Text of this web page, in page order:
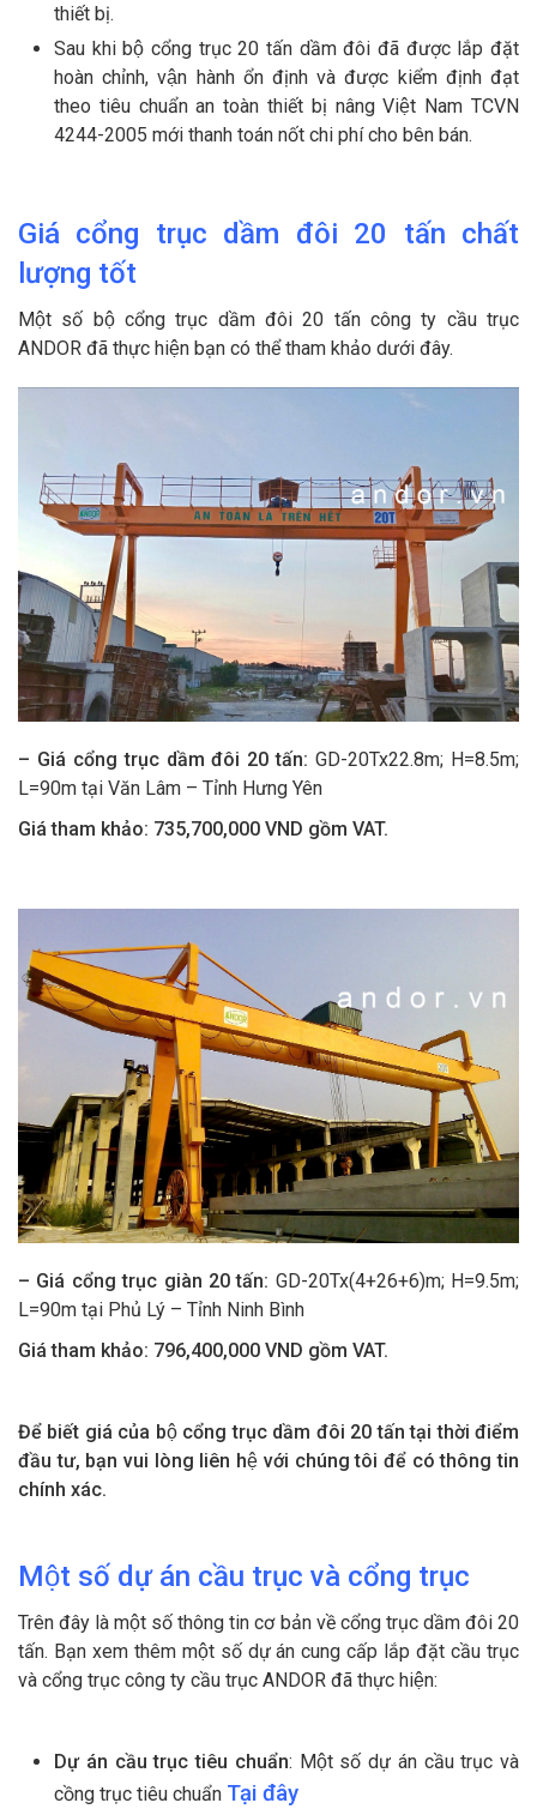
thiết bị.
Sau khi bộ cổng trục 20 tấn dầm đôi đã được lắp đặt
hoàn chỉnh, vận hành ổn định và được kiểm định đạt
theo tiêu chuẩn an toàn thiết bị nâng Việt Nam TCVN
4244-2005 mới thanh toán nốt chi phí cho bên bán.
Giá cổng trục dầm đôi 20 tấn chất
lượng tốt
Một số bộ cổng trục dầm đôi 20 tấn công ty cầu trục
ANDOR đã thực hiện bạn có thể tham khảo dưới đây.
– Giá cổng trục dầm đôi 20 tấn:GD-20Tx22.8m; H=8.5m;
L=90m tại Văn Lâm – Tỉnh Hưng Yên
Giá tham khảo: 735,700,000 VND gồm VAT.
– Giá cổng trục giàn 20 tấn: GD-20Tx(4+26+6)m; H=9.5m;
L=90m tại Phủ Lý – Tỉnh Ninh Bình
Giá tham khảo: 796,400,000 VND gồm VAT.
Để biết giá của bộ cổng trục dầm đôi 20 tấn tại thời điểm
đầu tư, bạn vui lòng liên hệ với chúng tôi để có thông tin
chính xác.
Một số dự án cầu trục và cổng trục
Trên đây là một số thông tin cơ bản về cổng trục dầm đôi 20
tấn. Bạn xem thêm một số dự án cung cấp lắp đặt cầu trục
và cổng trục công ty cầu trục ANDOR đã thực hiện:
Dự án cầu trục tiêu chuẩn: Một số dự án cầu trục và
cồng trục tiêu chuẩn Tại đây